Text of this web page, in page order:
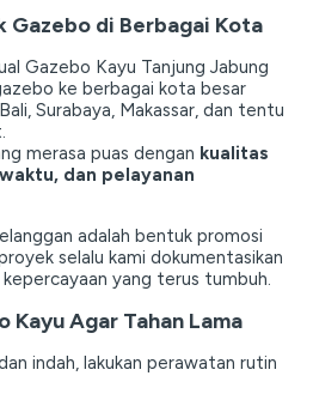
Gazebo di Berbagai Kota
Gazebo Kayu Tanjung Jabung
ke berbagai kota besar
Surabaya, Makassar, dan tentu
merasa puas dengan kualitas
dan pelayanan
adalah bentuk promosi
selalu kami dokumentasikan
yang terus tumbuh.
Kayu Agar Tahan Lama
indah, lakukan perawatan rutin